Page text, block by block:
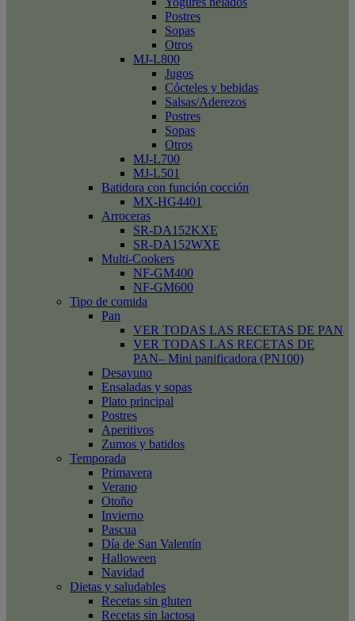
Postres
Sopas
Otros
MJ-L800
Jugos
Cócteles y bebidas
Salsas/Aderezos
Postres
Sopas
Otros
MJ-L700
MJ-L501
Batidora con función cocción
MX-HG4401
Arroceras
SR-DA152KXE
SR-DA152WXE
Multi-Cookers
NF-GM400
NF-GM600
Tipo de comida
Pan
VER TODAS LAS RECETAS DE PAN
VER TODAS LAS RECETAS DE
PAN– Mini panificadora (PN100)
Desayuno
Ensaladas y sopas
Plato principal
Postres
Aperitivos
Zumos y batidos
Temporada
Primavera
Verano
Otoño
Invierno
Pascua
Día de San Valentín
Halloween
Navidad
Dietas y saludables
Recetas sin gluten
Recetas sin lactosa